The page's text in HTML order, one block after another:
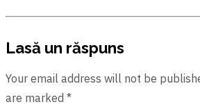
Lasă un răspuns
Your email address will not be
are marked *